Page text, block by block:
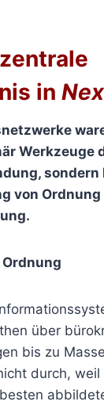
in
Werkzeuge
sondern
von Ordnung
über
bis zu
durch, weil